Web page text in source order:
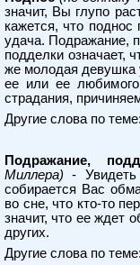
значит, Вы глупо
кажется, что поднос
удача. Подражание,
подделки означает,
же молодая девушка
ее или ее
страдания,
Другие слова по теме:
Подражание,
Миллера) - Увидеть
собирается Вас
во сне, что кто-то
значит, что ее ждет
других.
Другие слова по теме: